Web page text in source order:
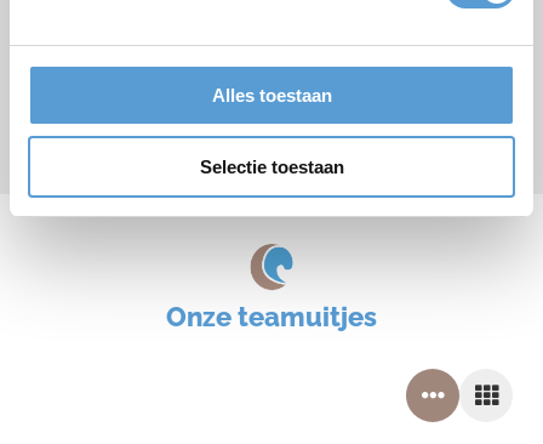
Alles toestaan
Selectie toestaan
* verplicht veld
Onze teamuitjes